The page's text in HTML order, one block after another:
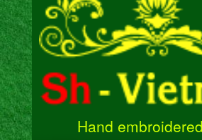
Hand